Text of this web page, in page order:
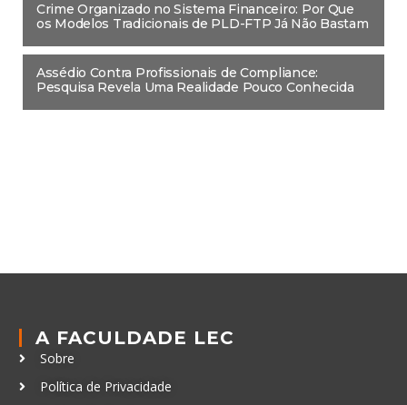
Crime Organizado no Sistema Financeiro: Por Que
os Modelos Tradicionais de PLD-FTP Já Não Bastam
Assédio Contra Profissionais de Compliance:
Pesquisa Revela Uma Realidade Pouco Conhecida
A FACULDADE LEC
Sobre
Política de Privacidade